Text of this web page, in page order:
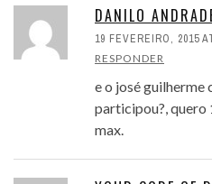
DANILO
19 FEVEREIRO, 2015
RESPONDER
e o josé guilherme
participou?, quero
max.